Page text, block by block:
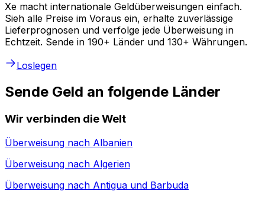
Xe macht internationale Geldüberweisungen einfach.
Sieh alle Preise im Voraus ein, erhalte zuverlässige
Lieferprognosen und verfolge jede Überweisung in
Echtzeit. Sende in 190+ Länder und 130+ Währungen.
Loslegen
Sende Geld an folgende Länder
Wir verbinden die Welt
Überweisung nach Albanien
Überweisung nach Algerien
Überweisung nach Antigua und Barbuda